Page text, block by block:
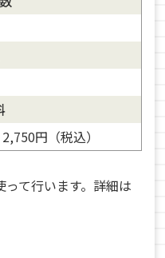
円（税込）
て行います。詳細は